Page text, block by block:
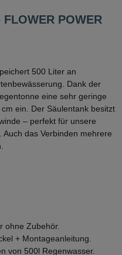
POWER
500 Liter an
Dank der
eine sehr geringe
ein. Der Säulentank besitzt
– perfekt für unsere
das Verbinden mehrere
ohne Zubehör.
+ Montageanleitung.
von 500l Regenwasser.